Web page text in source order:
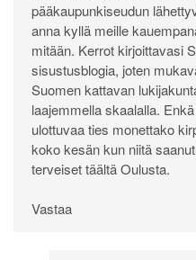
pääkaupunkiseudun
anna kyllä meille
mitään. Kerrot kirjoittavasi
sisustusblogia, joten
Suomen kattavan
laajemmella skaalalla.
ulottuvaa ties monettako
koko kesän kun niitä
terveiset täältä Oulusta.
Vastaa